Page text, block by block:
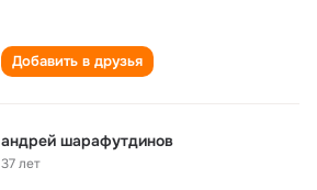
Добавить в друзья
андрей шарафутдинов
37 лет